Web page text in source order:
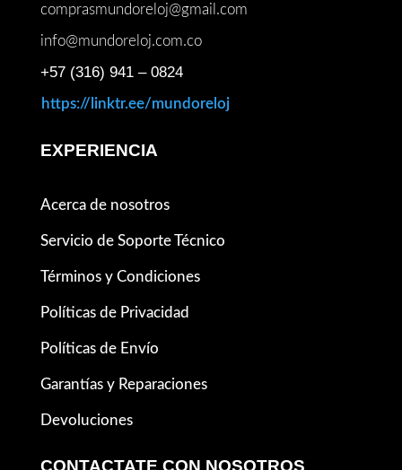
comprasmundoreloj@gmail.com
info@mundoreloj.com.co
+57 (316) 941 – 0824
https://linktr.ee/mundoreloj
EXPERIENCIA
Acerca de nosotros
Servicio de Soporte Técnico
Términos y Condiciones
Políticas de Privacidad
Políticas de Envío
Garantías y Reparaciones
Devoluciones
CONTACTATE CON NOSOTROS